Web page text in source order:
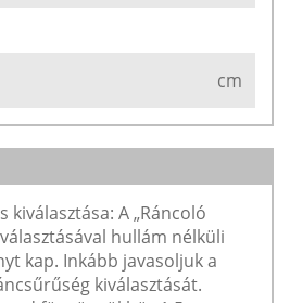
cm
kiválasztása: A „Ráncoló
hullám nélküli
kap. Inkább javasoljuk a
kiválasztását.